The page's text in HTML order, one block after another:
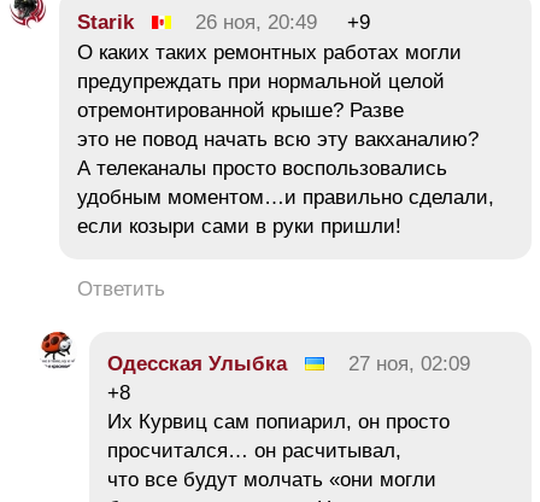
Starik 26 ноя, 20:49
+9
О каких таких ремонтных работах могли
предупреждать при нормальной целой
отремонтированной крыше? Разве
это не повод начать всю эту вакханалию?
А телеканалы просто воспользовались
удобным моментом…и правильно сделали,
если козыри сами в руки пришли!
Ответить
Одесская Улыбка
27 ноя, 02:09
+8
Их Курвиц сам попиарил, он просто
просчитался… он расчитывал,
что все будут молчать «они могли